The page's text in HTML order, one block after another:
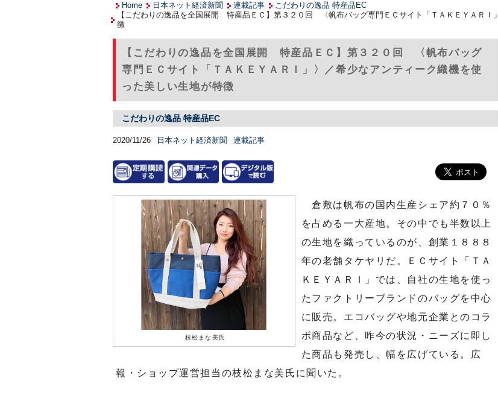
Home 日本ネット経済新聞 連載記事
こだわりの逸品 特産品EC
【こだわりの逸品を全国展開 特産品ＥＣ】第３２０回 〈帆布バッグ専門ＥＣサイト「ＴＡＫＥＹＡＲＩ
徴
【こだわりの逸品を全国展開 特産品ＥＣ】第３２０回 〈帆布バッグ
専門ＥＣサイト「ＴＡＫＥＹＡＲＩ」〉／希少なアンティーク織機を使
った美しい生地が特徴
こだわりの逸品 特産品EC
2020/11/26 日本ネット経済新聞 連載記事
枝松まな美氏
倉敷は帆布の国内生産シェア約７０％
を占める一大産地。その中でも半数以上
の生地を織っているのが、創業１８８８
年の老舗タケヤリだ。ＥＣサイト「ＴＡ
ＫＥＹＡＲＩ」では、自社の生地を使っ
たファクトリーブランドのバッグを中心
に販売。エコバッグや地元企業とのコラ
ボ商品など、昨今の状況・ニーズに即し
た商品も発売し、幅を広げている。広
報・ショップ運営担当の枝松まな美氏に聞いた。